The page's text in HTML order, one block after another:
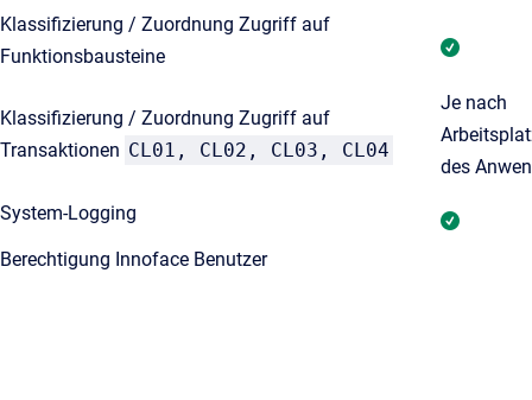
Klassifizierung / Zuordnung Zugriff auf
Funktionsbausteine
Klassifizierung / Zuordnung Zugriff auf
Transaktionen CL01, CL02, CL03, CL04
Je nach
des
System-Logging
Berechtigung Innoface Benutzer